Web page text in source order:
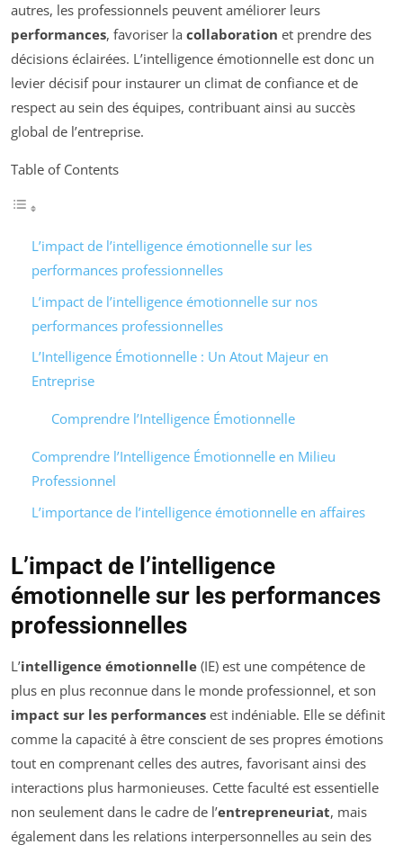
autres, les professionnels peuvent améliorer leurs
performances, favoriser la collaboration et prendre des
décisions éclairées. L’intelligence émotionnelle est donc un
levier décisif pour instaurer un climat de confiance et de
respect au sein des équipes, contribuant ainsi au succès
global de l’entreprise.
Table of Contents
L’impact de l’intelligence émotionnelle sur les
performances professionnelles
L’impact de l’intelligence émotionnelle sur nos
performances professionnelles
L’Intelligence Émotionnelle : Un Atout Majeur en
Entreprise
Comprendre l’Intelligence Émotionnelle
Comprendre l’Intelligence Émotionnelle en Milieu
Professionnel
L’importance de l’intelligence émotionnelle en affaires
L’impact de l’intelligence
émotionnelle sur les performances
professionnelles
L’intelligence émotionnelle (IE) est une compétence de
plus en plus reconnue dans le monde professionnel, et son
impact sur les performances est indéniable. Elle se définit
comme la capacité à être conscient de ses propres émotions
tout en comprenant celles des autres, favorisant ainsi des
interactions plus harmonieuses. Cette faculté est essentielle
non seulement dans le cadre de l’entrepreneuriat, mais
également dans les relations interpersonnelles au sein des